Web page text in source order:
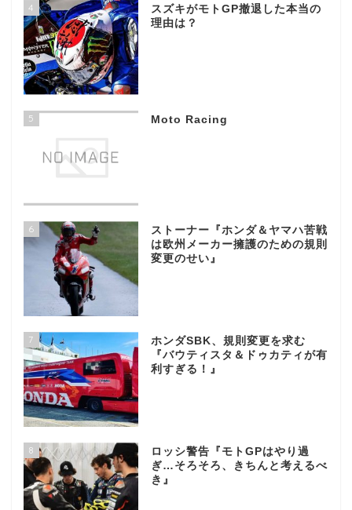
4
スズキがモトGP撤退した本当の
理由は？
5 Moto Racing
6
ストーナー『ホンダ＆ヤマハ苦戦
は欧州メーカー擁護のための規則
変更のせい』
7
ホンダSBK、規則変更を求む
『バウティスタ＆ドゥカティが有
利すぎる！』
8
ロッシ警告『モトGPはやり過
ぎ…そろそろ、きちんと考えるべ
き』